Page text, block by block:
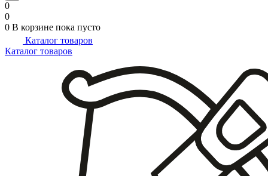
0
0
0 В корзине пока пусто
Каталог товаров
Каталог товаров